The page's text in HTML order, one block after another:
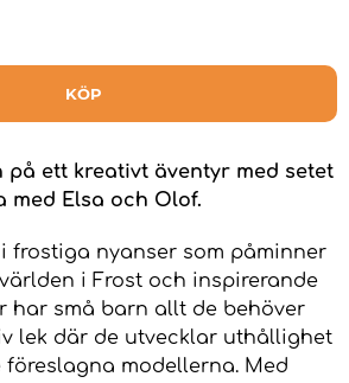
KÖP
på ett kreativt äventyr med setet
med Elsa och Olof.
frostiga nyanser som påminner
i Frost och inspirerande
har små barn allt de behöver
lek där de utvecklar uthållighet
modellerna. Med